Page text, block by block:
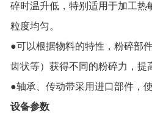
碎时温升低，特别适用于加工热
粒度均匀。
●可以根据物料的特性，粉碎部
齿状等）获得不同的粉碎力，提
●轴承、传动带采用进口部件，使
设备参数